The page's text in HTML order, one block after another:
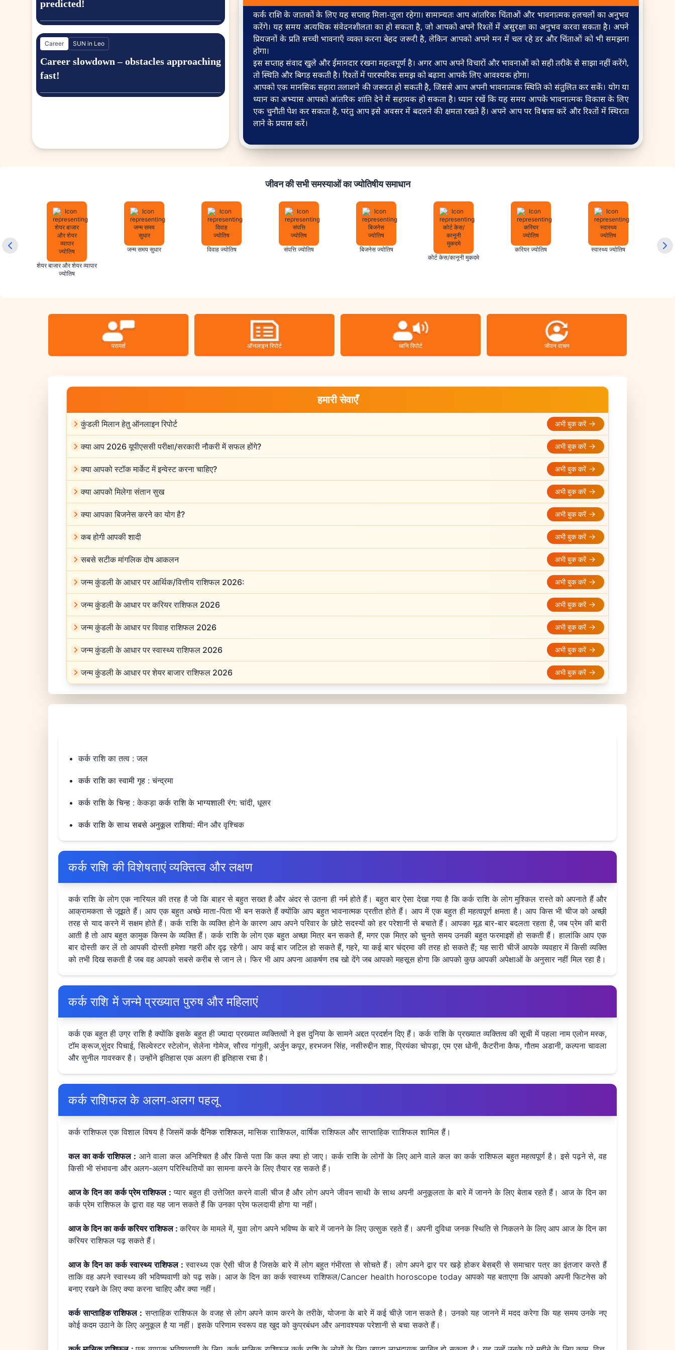
predicted!
Career SUN in Leo
Career slowdown – obstacles approaching
fast!
कर्क राशि के जातकों के लिए यह सप्ताह मिला-जुला रहेगा। सामान्यतः आप आंतरिक चिंताओं और भावनात्मक हलचलों का अनुभव
करेंगे। यह समय अत्यधिक संवेदनशीलता का हो सकता है, जो आपको अपने रिश्तों में असुरक्षा का अनुभव करवा सकता है। अपने
प्रियजनों के प्रति सच्ची भावनाएँ व्यक्त करना बेहद जरूरी है, लेकिन आपको अपने मन में चल रहे डर और चिंताओं को भी समझना
होगा।
इस सप्ताह संवाद खुले और ईमानदार रखना महत्वपूर्ण है। अगर आप अपने विचारों और भावनाओं को सही तरीके से साझा नहीं करेंगे,
तो स्थिति और बिगड़ सकती है। रिश्तों में पारस्परिक समझ को बढ़ाना आपके लिए आवश्यक होगा।
आपको एक मानसिक सहारा तलाशने की जरूरत हो सकती है, जिससे आप अपनी भावनात्मक स्थिति को संतुलित कर सकें। योग या
ध्यान का अभ्यास आपको आंतरिक शांति देने में सहायक हो सकता है। ध्यान रखें कि यह समय आपके भावनात्मक विकास के लिए
एक चुनौती पेश कर सकता है, परंतु आप इसे अवसर में बदलने की क्षमता रखते हैं। अपने आप पर विश्वास करें और रिश्तों में स्थिरता
लाने के प्रयास करें।
जीवन की सभी समस्याओं का ज्योतिषीय समाधान
शेयर बाजार और शेयर व्यापार
ज्योतिष
जन्म समय सुधार विवाह ज्योतिष संपत्ति ज्योतिष
बिजनेस ज्योतिष
कोर्ट केस/कानूनी मुकदमे
करियर ज्योतिष स्वास्थ्य ज्योतिष
परामर्श ऑनलाइन रिपोर्ट ध्वनि रिपोर्ट जीवन वाचन
हमारी सेवाएँ
कुंडली मिलान हेतु ऑनलाइन रिपोर्ट अभी बुक करें
क्या आप 2026 यूपीएससी परीक्षा/सरकारी नौकरी में सफल होंगे? अभी बुक करें
क्या आपको स्टॉक मार्केट में इन्वेस्ट करना चाहिए? अभी बुक करें
क्या आपको मिलेगा संतान सुख अभी बुक करें
क्या आपका बिजनेस करने का योग है? अभी बुक करें
कब होगी आपकी शादी अभी बुक करें
सबसे सटीक मांगलिक दोष आकलन अभी बुक करें
जन्म कुंडली के आधार पर आर्थिक/वित्तीय राशिफल 2026: अभी बुक करें
जन्म कुंडली के आधार पर करियर राशिफल 2026 अभी बुक करें
जन्म कुंडली के आधार पर विवाह राशिफल 2026 अभी बुक करें
जन्म कुंडली के आधार पर स्वास्थ्य राशिफल 2026 अभी बुक करें
जन्म कुंडली के आधार पर शेयर बाजार राशिफल 2026 अभी बुक करें
कर्क राशि का तत्व : जल
कर्क राशि का स्वामी गृह : चंन्द्रमा
कर्क राशि के चिन्ह : केकड़ाकर्क राशि के भाग्यशाली रंग: चांदी, धूसर
कर्क राशि के साथ सबसे अनुकूल राशियां: मीन और वृश्चिक
कर्क राशि की विशेषताएं व्यक्तित्व और लक्षण
कर्क राशि के लोग एक नारियल की तरह है जो कि बाहर से बहुत सख्त है और अंदर से उतना ही नर्म होते हैं। बहुत बार ऐसा देखा गया है कि कर्क राशि के लोग मुश्किल रास्ते को अपनाते हैं और
आक्रामकता से जूझते हैं। आप एक बहुत अच्छे माता-पिता भी बन सकते हैं क्योंकि आप बहुत भावनात्मक प्रतीत होते हैं। आप में एक बहुत ही महत्वपूर्ण क्षमता है। आप किस भी चीज को अच्छी
तरह से याद करने में सक्षम होते हैं। कर्क राशि के व्यक्ति होने के कारण आप अपने परिवार के छोटे सदस्यों को हर परेशानी से बचाते हैं। आपका मूड बार-बार बदलता रहता है, जब प्रेम की बारी
आती है तो आप बहुत कामुक किस्म के व्यक्ति हैं। कर्क राशि के लोग एक बहुत अच्छा मित्र बन सकते हैं, मगर एक मित्र को चुनते समय उनकी बहुत फरमाइशें हो सकती हैं। हालांकि आप एक
बार दोस्ती कर लें तो आपकी दोस्ती हमेशा गहरी और दृढ़ रहेगी। आप कई बार जटिल हो सकते हैं, गहरे, या कई बार चंद्रमा की तरह हो सकते हैं; यह सारी चीजें आपके व्यवहार में किसी व्यक्ति
को तभी दिख सकती है जब वह आपको सबसे करीब से जान ले। फिर भी आप अपना आकर्षण तब खो देंगे जब आपको महसूस होगा कि आपको कुछ आपकी अपेक्षाओं के अनुसार नहीं मिल रहा है।
कर्क राशि में जन्मे प्रख्यात पुरुष और महिलाएं
कर्क एक बहुत ही उग्र राशि है क्योंकि इसके बहुत ही ज्यादा प्रख्यात व्यक्तित्वों ने इस दुनिया के सामने अद्दत प्रदर्शन दिए हैं। कर्क राशि के प्रख्यात व्यक्तित्व की सूची में पहला नाम एलोन मस्क,
टॉम क्रूज,सुंदर पिचाई, सिल्वेस्टर स्टेलोन, सेलेना गोमेज, सौरव गांगुली, अर्जुन कपूर, हरभजन सिंह, नसीरुद्दीन शाह, प्रियंका चोपड़ा, एम एस धोनी, कैटरीना कैफ, गौतम अडानी, कल्पना चावला
और सुनील गावस्कर है। उन्होंने इतिहास एक अलग ही इतिहास रचा है।
कर्क राशिफल के अलग-अलग पहलू
कर्क राशिफल एक विशाल विषय है जिसमेंकर्क दैनिक राशिफल,मासिक रााशिफल, वार्षिक राशिफल और साप्ताहिक रााशिफल शामिल हैं।
कल का कर्क राशिफल : आने वाला कल अनिश्चित है और किसे पता कि कल क्या हो जाए। कर्क राशि के लोगों के लिए आने वाले कल का कर्क राशिफल बहुत महत्वपूर्ण है। इसे पढ़ने से, वह
किसी भी संभावना और अलग-अलग परिस्थितियों का सामना करने के लिए तैयार रह सकते हैं।
आज के दिन का कर्क प्रेम राशिफल : प्यार बहुत ही उत्तेजित करने वाली चीज है और लोग अपने जीवन साथी के साथ अपनी अनुकूलता के बारे में जानने के लिए बेताब रहते हैं। आज के दिन का
कर्क प्रेम राशिफल के द्वारा वह यह जान सकते हैं कि उनका प्रेम फलदायी होगा या नहीं।
आज के दिन का कर्क करियर राशिफल :करियर के मामले में, युवा लोग अपने भविष्य के बारे में जानने के लिए उत्सुक रहते हैं। अपनी दुविधा जनक स्थिति से निकलने के लिए आप आज के दिन का
करियर राशिफल पढ़ सकते हैं।
आज के दिन का कर्क स्वास्थ्य राशिफल : स्वास्थ्य एक ऐसी चीज है जिसके बारे में लोग बहुत गंभीरता से सोचते हैं। लोग अपने द्वार पर खड़े होकर बेसब्री से समाचार पत्र का इंतजार करते हैं
ताकि वह अपने स्वास्थ्य की भविष्यवाणी को पढ़ सके। आज के दिन का कर्क स्वास्थ्य राशिफल/Cancer health horoscope today आपको यह बताएगा कि आपको अपनी फिटनेस को
बनाए रखने के लिए क्या करना चाहिए और क्या नहीं।
कर्क साप्ताहिक राशिफल : सप्ताहिक राशिफल के वजह से लोग अपने काम करने के तरीके, योजना के बारे में कई चीज़े जान सकते है। उनको यह जानने में मदद करेगा कि यह समय उनके नए
कोई कदम उठाने के लिए अनुकूल है या नहीं। इसके परिणाम स्वरूप वह खुद को कुप्रबंधन और अनावश्यक परेशानी से बचा सकते हैं।